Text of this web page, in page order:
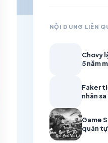
NỘI DUNG LIÊN
Chovy
5 năm
Faker
nhân
Game
quân tự